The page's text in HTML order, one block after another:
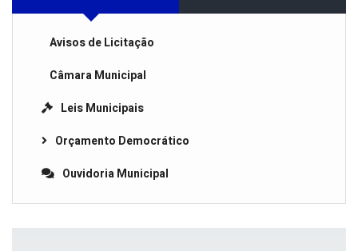
Avisos de Licitação
Câmara Municipal
Leis Municipais
Orçamento Democrático
Ouvidoria Municipal